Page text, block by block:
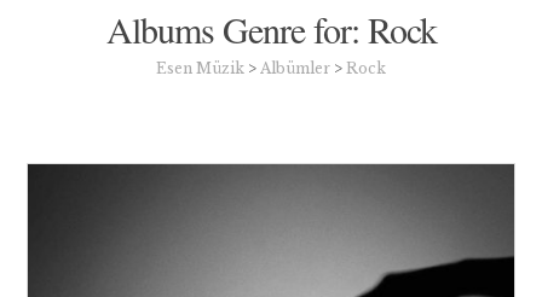
Albums Genre for: Rock
Esen Müzik > Albümler > Rock